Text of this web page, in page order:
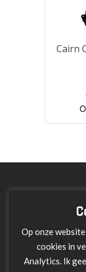
Cairn
Op onze
cookies in
Analytics. Ik